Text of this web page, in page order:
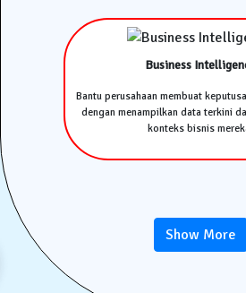
Business
Bantu perusahaan membuat
dengan menampilkan data terkini
konteks bisnis
Show More